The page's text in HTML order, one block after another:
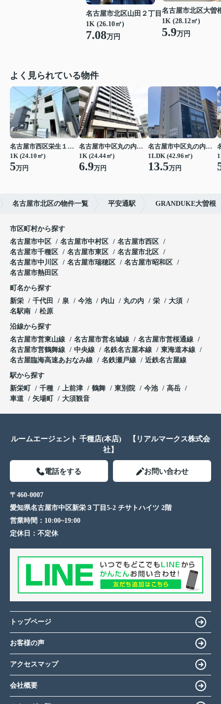
名古屋市北区山田２丁目
1K (26.10㎡)
7.08万円
名古屋市北区大曽
1K (28.12㎡)
5.9万円
よく見られている物件
名古屋市西区栄生１丁目
1K (24.10㎡)
5万円
名古屋市中区丸の内２丁目
1K (24.44㎡)
6.9万円
名古屋市中区丸の内２丁目
1LDK (42.96㎡)
13.5万円
名古屋市北区の物件一覧 平安通駅 GRANDUKE大曽根
市区町村から探す
名古屋市中区
名古屋市中村区
名古屋市西区
名古屋市千種区
名古屋市東区
名古屋市北区
名古屋市中川区
名古屋市瑞穂区
名古屋市昭和区
名古屋市熱田区
町名から探す
新栄
千代田 泉 今池 内山 丸の内 栄
大須
名駅南
松原
沿線から探す
名古屋市営東山線
名古屋市営名城線
名古屋市営桜通線
名古屋市営鶴舞線
中央線 名鉄名古屋本線
東海道本線
名古屋臨海高速あおなみ線
名鉄瀬戸線 近鉄名古屋線
駅から探す
新栄町
千種 上前津 鶴舞 東別院 今池
高岳
車道
矢場町 大須観音
ルームエージェント 千種店(本店) 【リアルマークス株式会
社】
電話をする お問い合わせ
〒460-0007
愛知県名古屋市中区新栄３丁目5-2 チサトハイツ 2階
営業時間： 10:00~19:00
定休日： 不定休
トップページ
お客様の声
アクセスマップ
会社概要